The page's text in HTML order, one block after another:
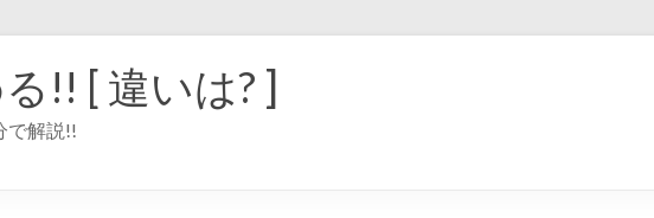
!! [ 違いは? ]
で解説!!